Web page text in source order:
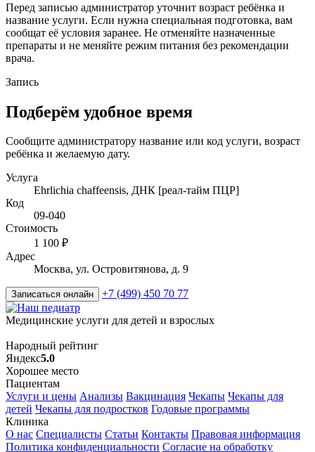
Перед записью администратор уточнит возраст ребёнка и
название услуги. Если нужна специальная подготовка, вам
сообщат её условия заранее. Не отменяйте назначенные
препараты и не меняйте режим питания без рекомендации
врача.
Запись
Подберём удобное время
Сообщите администратору название или код услуги, возраст
ребёнка и желаемую дату.
Услуга
Ehrlichia chaffeensis, ДНК [реал-тайм ПЦР]
Код
09-040
Стоимость
1 100 ₽
Адрес
Москва, ул. Островитянова, д. 9
Записаться онлайн +7 (499) 450 70 77
Медицинские услуги для детей и взрослых
Народный рейтинг
Яндекс5.0
Хорошее место
Пациентам
Услуги и цены Анализы Вакцинация Чекапы Чекапы для
детей Чекапы для подростков Годовые программы
Клиника
О нас Специалисты Статьи Контакты Правовая информация
Политика конфиденциальности Согласие на обработку